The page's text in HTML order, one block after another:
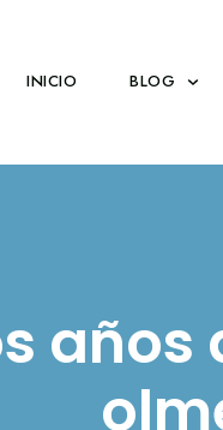
INICIO BLOG
años